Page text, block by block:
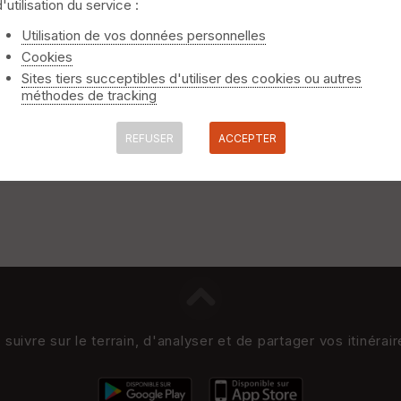
sur le terrain, d'analyser et de partager vos
du service :
Utilisation de vos données personnelles
Cookies
Sites tiers succeptibles d'utiliser des cookies ou autres
méthodes de tracking
REFUSER ACCEPTER